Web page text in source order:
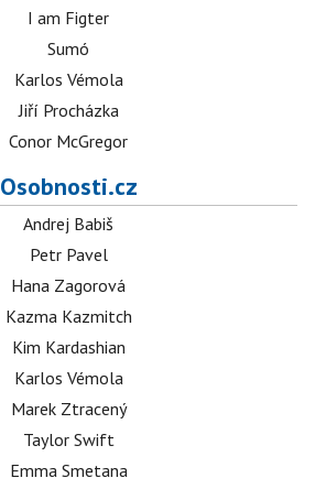
I am Figter
Sumó
Karlos Vémola
Jiří Procházka
Conor McGregor
Osobnosti.cz
Andrej Babiš
Petr Pavel
Hana Zagorová
Kazma Kazmitch
Kim Kardashian
Karlos Vémola
Marek Ztracený
Taylor Swift
Emma Smetana